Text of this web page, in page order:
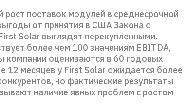
поставок модулей в среднесрочной
от принятия в США Закона о
Solar выглядят перекупленными.
более чем 100 значениям EBITDA,
компании оцениваются в 60 годовых
12 месяцев у First Solar ожидается более
но фактические результаты
наличие явных проблем с ростом